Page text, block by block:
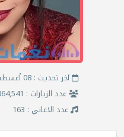
آخر تحديث : 08 أغسطس 2026 11:06 م
عدد الزيارات : 3,064,541
عدد الاغاني : 163